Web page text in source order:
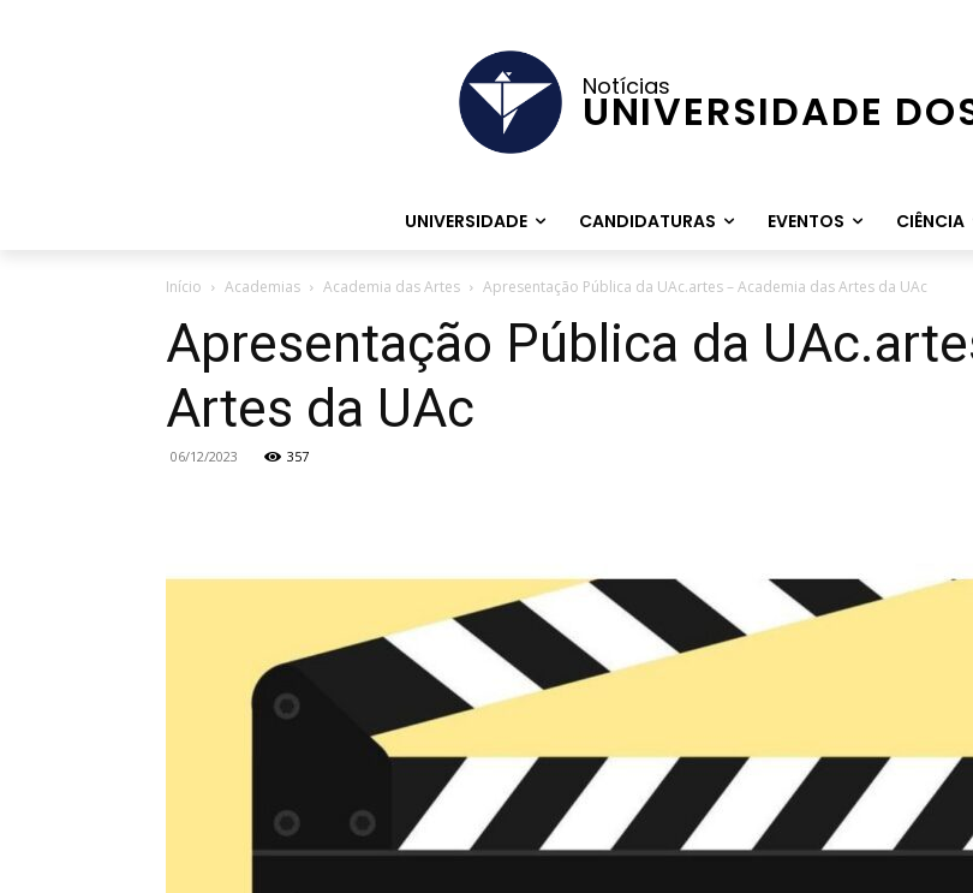
Notícias
UNIVERSIDADE
UNIVERSIDADE CANDIDATURAS EVENTOS CIÊNCIA
Início Academias Academia das Artes Apresentação Pública da UAc.artes – Academia das Artes da UAc
Apresentação Pública da
Artes da UAc
06/12/2023 357